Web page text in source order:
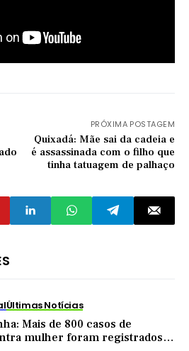
PRÓXIMA POSTAGEM
Quixadá: Mãe sai da cadeia e
é assassinada com o filho que
tinha tatuagem de palhaço
Últimas Notícias
Mais de 800 casos de
mulher foram registrados